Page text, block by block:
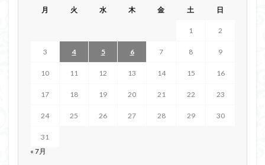
月 火 水 木 金 土 日
1 2
3 4 5 6 7 8 9
10 11 12 13 14 15 16
17 18 19 20 21 22 23
24 25 26 27 28 29 30
31
« 7月